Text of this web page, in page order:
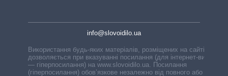
info@slovoidilo.ua
Використання будь-яких матеріалів, розміщених на сайті,
дозволяється при вказуванні посилання (для інтернет-видань
— гіперпосилання) на www.slovoidilo.ua. Посилання
(гіперпосилання) обов’язкове незалежно від повного або